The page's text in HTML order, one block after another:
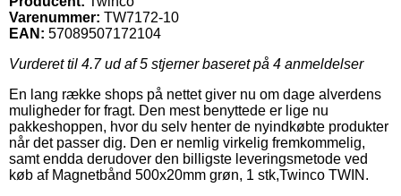
Varenummer: TW7172-10
EAN: 57089507172104
Vurderet til 4.7ud af 5 stjerner baseret på 4 anmeldelser
En lang række shops på nettet giver nu om dage alverdens
muligheder for fragt. Den mest benyttede er lige nu
pakkeshoppen, hvor du selv henter de nyindkøbte produkter
når det passer dig. Den er nemlig virkelig fremkommelig,
samt endda derudover den billigste leveringsmetode ved
køb af Magnetbånd 500x20mm grøn, 1 stk,Twinco TWIN.